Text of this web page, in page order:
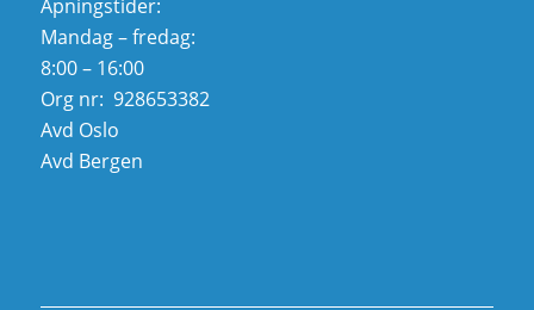
Åpningstider:
Mandag – fredag:
8:00 – 16:00
Org nr: 928653382
Avd Oslo
Avd Bergen